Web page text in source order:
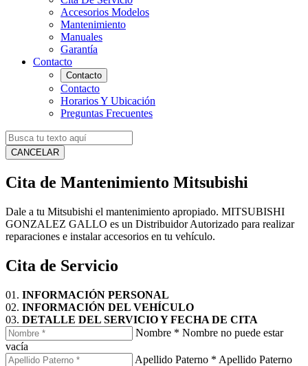
Accesorios Modelos
Mantenimiento
Manuales
Garantía
Contacto
Contacto
Contacto
Horarios Y Ubicación
Preguntas Frecuentes
CANCELAR
Cita de Mantenimiento Mitsubishi
Dale a tu Mitsubishi el mantenimiento apropiado. MITSUBISHI
GONZALEZ GALLO es un Distribuidor Autorizado para realizar
reparaciones e instalar accesorios en tu vehículo.
Cita de Servicio
01. INFORMACIÓN PERSONAL
02. INFORMACIÓN DEL VEHÍCULO
03. DETALLE DEL SERVICIO Y FECHA DE CITA
Nombre * Nombre no puede estar
vacía
Apellido Paterno * Apellido Paterno